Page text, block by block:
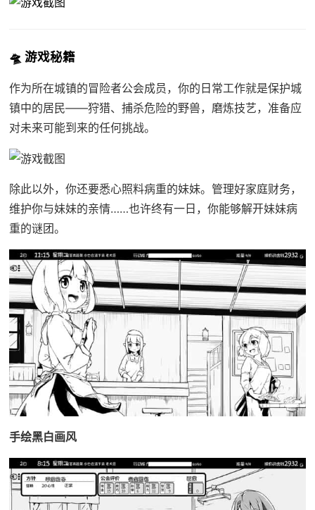
🛸 游戏秘籍
作为所在城镇的冒险者公会成员，你的日常工作就是保护城
镇中的居民——狩猎、捕杀危险的野兽，磨炼技艺，准备应
对未来可能到来的任何挑战。
除此以外，你还要悉心照料病重的妹妹。管理好家庭财务，
维护你与妹妹的亲情……也许终有一日，你能够解开妹妹病
重的谜团。
手绘黑白画风